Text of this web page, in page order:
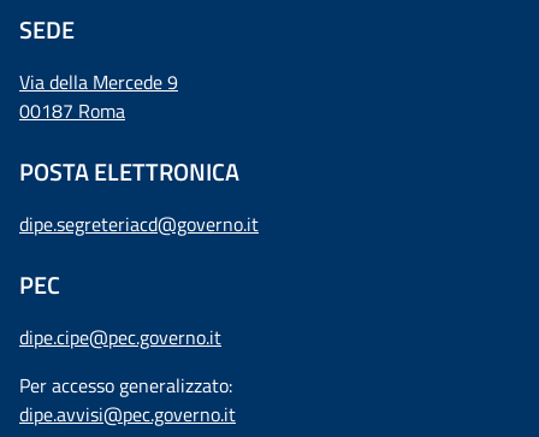
SEDE
Via della Mercede 9
00187 Roma
POSTA ELETTRONICA
dipe.segreteriacd@governo.it
PEC
dipe.cipe@pec.governo.it
Per accesso generalizzato:
dipe.avvisi@pec.governo.it